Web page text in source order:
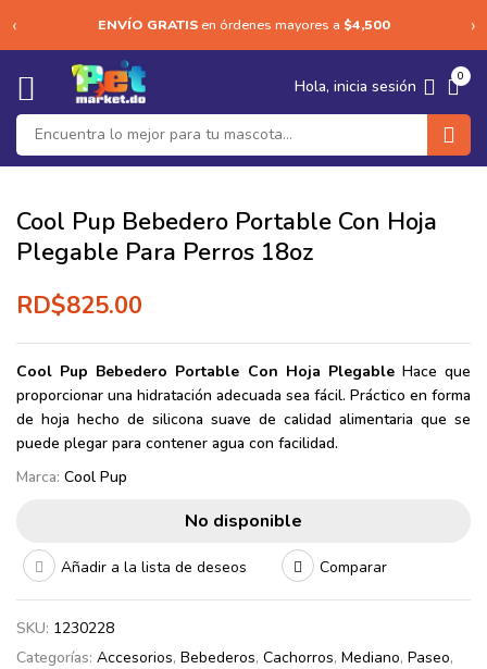
‹ ENVÍO GRATISen órdenes mayores a $4,500 ›
Hola, inicia sesión 0
Cool Pup Bebedero Portable Con Hoja
Plegable Para Perros 18oz
RD$825.00
Cool Pup Bebedero Portable Con Hoja PlegableHace que
proporcionar una hidratación adecuada sea fácil. Práctico en forma
de hoja hecho de silicona suave de calidad alimentaria que se
puede plegar para contener agua con facilidad.
Marca: Cool Pup
No disponible
Añadir a la lista de deseos Comparar
SKU: 1230228
Categorías: Accesorios, Bebederos, Cachorros, Mediano, Paseo,